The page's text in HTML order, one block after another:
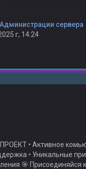
сервера
г, 14:24
• Активное
• Уникальные
🎯 Присоединяйся